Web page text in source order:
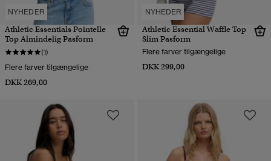
NYHEDER
Athletic Essentials Pointelle
Top Almindelig Pasform
(1)
Flere farver tilgængelige
DKK 269,00
NYHEDER
Athletic Essential Waffle Top
Slim Pasform
Flere farver tilgængelige
DKK 299,00